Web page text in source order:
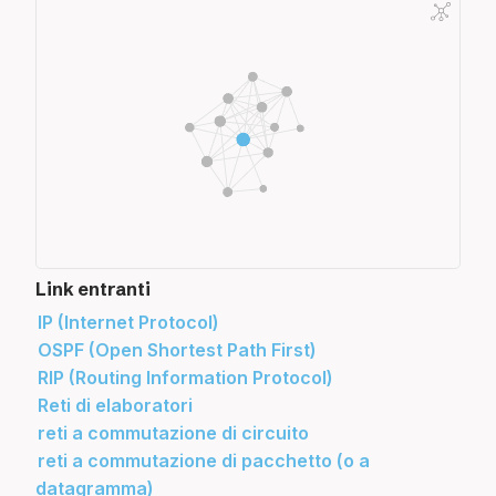
SAM (Single Abstract Method)
variabile
latch set-reset (SR)
mappa di Karnaugh
moduli standard
modulo e segno (MS)
NAND e NOR
operazioni aritmetiche in base 2
operazioni con numeri in virgola mobile
ottimizzazione delle reti combinatorie
overflow
PC (Program Counter)
porte logiche
progettazione di sistemi digitali
Link entranti
IP (Internet Protocol)
OSPF (Open Shortest Path First)
RIP (Routing Information Protocol)
Reti di elaboratori
reti a commutazione di circuito
reti a commutazione di pacchetto (o a
datagramma)